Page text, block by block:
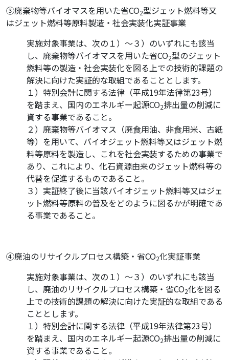
③廃棄物等バイオマスを用いた省CO2型ジェット燃料等又
はジェット燃料等原料製造・社会実装化実証事業
実施対象事業は、次の１）～３）のいずれにも該当
し、廃棄物等バイオマスを用いた省CO2型のジェット
燃料等の製造・社会実装化を図る上での技術的課題の
解決に向けた実証的な取組であることとします。
１）特別会計に関する法律（平成19年法律第23号）
を踏まえ、国内のエネルギー起源CO2排出量の削減に
資する事業であること。
２）廃棄物等バイオマス（廃食用油、非食用米、古紙
等）を用いて、バイオジェット燃料等又はジェット燃
料等原料を製造し、これを社会実装するための事業で
あり、これにより、化石資源由来のジェット燃料等の
代替を促進するものであること。
３）実証終了後に当該バイオジェット燃料等又はジェ
ット燃料等原料の普及をどのように図るかが明確であ
る事業であること。
④廃油のリサイクルプロセス構築・省CO2化実証事業
実施対象事業は、次の１）～３）のいずれにも該当
し、廃油のリサイクルプロセス構築・省CO2化を図る
上での技術的課題の解決に向けた実証的な取組である
こととします。
１）特別会計に関する法律（平成19年法律第23号）
を踏まえ、国内のエネルギー起源CO2排出量の削減に
資する事業であること。